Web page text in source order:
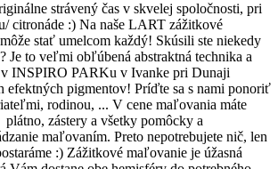
strávený čas v skvelej spoločnosti, pri
citronáde :) Na naše LART zážitkové
stať umelcom každý! Skúsili ste niekedy
Je to veľmi obľúbená abstraktná technika a
INSPIRO PARKu v Ivanke pri Dunaji
efektných pigmentov! Príďte sa s nami ponoriť
rodinou, ... V cene maľovania máte
zástery a všetky pomôcky a
maľovaním. Preto nepotrebujete nič, len
:) Zážitkové maľovanie je úžasná